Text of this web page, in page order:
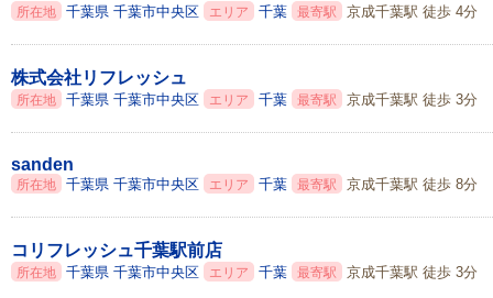
所在地 千葉県 千葉市中央区 エリア 千葉 最寄駅 京成千葉駅 徒歩 4分
株式会社リフレッシュ
所在地 千葉県 千葉市中央区 エリア 千葉 最寄駅 京成千葉駅 徒歩 3分
sanden
所在地 千葉県 千葉市中央区 エリア 千葉 最寄駅 京成千葉駅 徒歩 8分
コリフレッシュ千葉駅前店
所在地 千葉県 千葉市中央区 エリア 千葉 最寄駅 京成千葉駅 徒歩 3分